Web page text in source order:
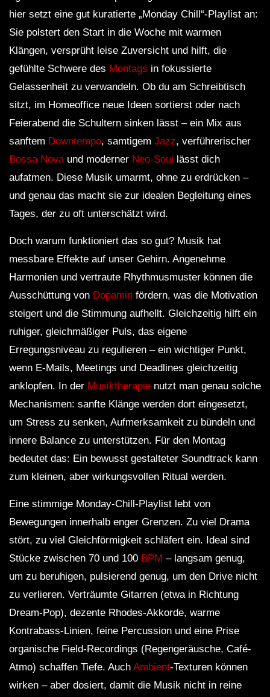
hier setzt eine gut kuratierte „Monday Chill“-Playlist an:
Sie polstert den Start in die Woche mit warmen
Klängen, versprüht leise Zuversicht und hilft, die
gefühlte Schwere des Montags in fokussierte
Gelassenheit zu verwandeln. Ob du am Schreibtisch
sitzt, im Homeoffice neue Ideen sortierst oder nach
Feierabend die Schultern sinken lässt – ein Mix aus
sanftem Downtempo, samtigem Jazz, verführerischer
Bossa Novaund moderner Neo-Soul lässt dich
aufatmen. Diese Musik umarmt, ohne zu erdrücken –
und genau das macht sie zur idealen Begleitung eines
Tages, der zu oft unterschätzt wird.
Doch warum funktioniert das so gut? Musik hat
messbare Effekte auf unser Gehirn. Angenehme
Harmonien und vertraute Rhythmusmuster können die
Ausschüttung von Dopamin fördern, was die Motivation
steigert und die Stimmung aufhellt. Gleichzeitig hilft ein
ruhiger, gleichmäßiger Puls, das eigene
Erregungsniveau zu regulieren – ein wichtiger Punkt,
wenn E-Mails, Meetings und Deadlines gleichzeitig
anklopfen. In der Musiktherapie nutzt man genau solche
Mechanismen: sanfte Klänge werden dort eingesetzt,
um Stress zu senken, Aufmerksamkeit zu bündeln und
innere Balance zu unterstützen. Für den Montag
bedeutet das: Ein bewusst gestalteter Soundtrack kann
zum kleinen, aber wirkungsvollen Ritual werden.
Eine stimmige Monday-Chill-Playlist lebt von
Bewegungen innerhalb enger Grenzen. Zu viel Drama
stört, zu viel Gleichförmigkeit schläfert ein. Ideal sind
Stücke zwischen 70 und 100 BPM – langsam genug,
um zu beruhigen, pulsierend genug, um den Drive nicht
zu verlieren. Verträumte Gitarren (etwa in Richtung
Dream-Pop), dezente Rhodes-Akkorde, warme
Kontrabass-Linien, feine Percussion und eine Prise
organische Field-Recordings (Regengeräusche, Café-
Atmo) schaffen Tiefe. Auch Ambient-Texturen können
wirken – aber dosiert, damit die Musik nicht in reine